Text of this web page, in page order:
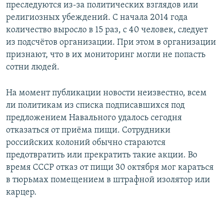
преследуются из-за политических взглядов или
религиозных убеждений. С начала 2014 года
количество выросло в 15 раз, с 40 человек, следует
из подсчётов организации. При этом в организации
признают, что в их мониторинг могли не попасть
сотни людей.
На момент публикации новости неизвестно, всем
ли политикам из списка подписавшихся под
предложением Навального удалось сегодня
отказаться от приёма пищи. Сотрудники
российских колоний обычно стараются
предотвратить или прекратить такие акции. Во
время СССР отказ от пищи 30 октября мог караться
в тюрьмах помещением в штрафной изолятор или
карцер.